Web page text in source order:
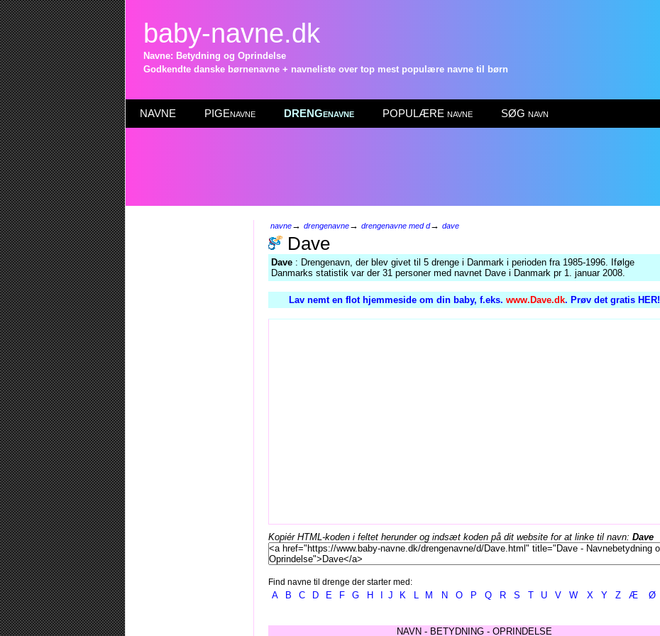
baby-navne.dk
Navne: Betydning og Oprindelse
Godkendte danske børnenavne + navneliste over top mest populære navne til børn
NAVNE PIGEnavne DRENGenavne POPULÆRE navne SØG navn
navne→ drengenavne→ drengenavne med d→ dave
Dave
Dave : Drengenavn, der blev givet til 5 drenge i Danmark i perioden fra 1985-1996. Ifølge
Danmarks statistik var der 31 personer med navnet Dave i Danmark pr 1. januar 2008.
Lav nemt en flot hjemmeside om din baby, f.eks. www.Dave.dk. Prøv det gratis HER!
Kopiér HTML-koden i feltet herunder og indsæt koden på dit website for at linke til navn: Dave
Find navne til drenge der starter med:
A B C D E F G H J K L M N O P Q R S T U V W X Y Z Æ Ø
NAVN - BETYDNING - OPRINDELSE